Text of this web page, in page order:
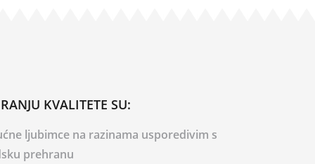
KVALITETE SU:
ljubimce na razinama usporedivim s
prehranu